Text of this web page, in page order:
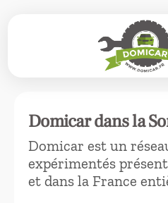
Domicar dans la
Domicar est un
expérimentés
et dans la France